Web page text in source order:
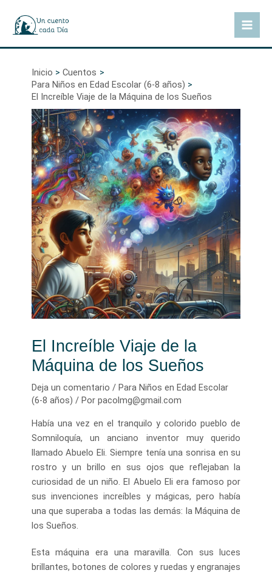
contenido
Inicio
Cuentos
Para Niños en Edad Escolar (6-8 años)
El Increíble Viaje de la Máquina de los Sueños
El Increíble Viaje de la
Máquina de los Sueños
Deja un comentario / Para Niños en Edad Escolar
(6-8 años) / Por pacolmg@gmail.com
Había una vez en el tranquilo y colorido pueblo de
Somniloquía, un anciano inventor muy querido
llamado Abuelo Eli. Siempre tenía una sonrisa en su
rostro y un brillo en sus ojos que reflejaban la
curiosidad de un niño. El Abuelo Eli era famoso por
sus invenciones increíbles y mágicas, pero había
una que superaba a todas las demás: la Máquina de
los Sueños.
Esta máquina era una maravilla. Con sus luces
brillantes, botones de colores y ruedas y engranajes